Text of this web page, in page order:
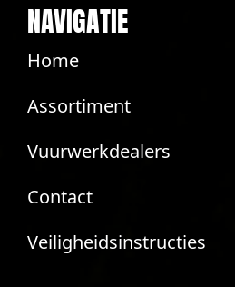
NAVIGATIE
Home
Assortiment
Vuurwerkdealers
Contact
Veiligheidsinstructies